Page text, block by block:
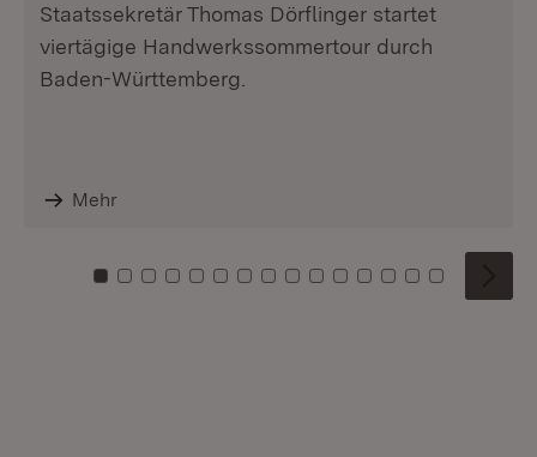
Staatssekretär Thomas Dörflinger startet
viertägige Handwerkssommertour durch
Baden-Württemberg.
Mehr
Zu Kachel: 0
Zu Kachel: 1
Zu Kachel: 2
Zu Kachel: 3
Zu Kachel: 4
Zu Kachel: 5
Zu Kachel: 6
Zu Kachel: 7
Zu Kachel: 8
Zu Kachel: 9
Zu Kachel: 10
Zu Kachel: 11
Zu Kachel: 12
Zu Kachel:
Zu